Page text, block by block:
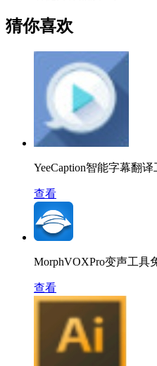
猜你喜欢
YeeCaption智能字幕翻译
查看
MorphVOXPro变声工具
查看